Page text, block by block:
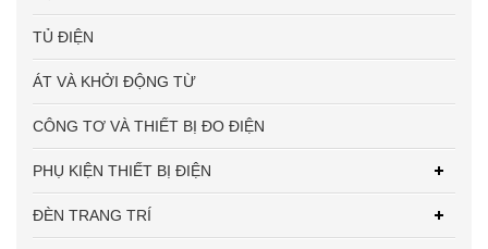
TỦ ĐIỆN
ÁT VÀ KHỞI ĐỘNG TỪ
CÔNG TƠ VÀ THIẾT BỊ ĐO ĐIỆN
PHỤ KIỆN THIẾT BỊ ĐIỆN
ĐÈN TRANG TRÍ